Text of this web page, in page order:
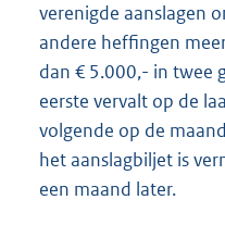
verenigde aanslagen
andere heffingen
dan € 5.000,- in twee
eerste vervalt op de
volgende op de
het aanslagbiljet is
een maand later.